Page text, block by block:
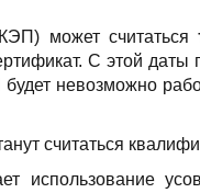
может считаться
С этой даты
невозможно
считаться
использование